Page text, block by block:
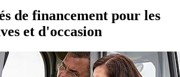
de financement pour les
et d'occasion